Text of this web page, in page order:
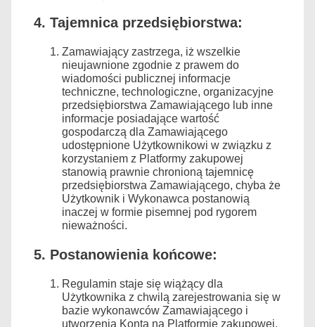
4. Tajemnica przedsiębiorstwa:
Zamawiający zastrzega, iż wszelkie
nieujawnione zgodnie z prawem do
wiadomości publicznej informacje
techniczne, technologiczne, organizacyjne
przedsiębiorstwa Zamawiającego lub inne
informacje posiadające wartość
gospodarczą dla Zamawiającego
udostępnione Użytkownikowi w związku z
korzystaniem z Platformy zakupowej
stanowią prawnie chronioną tajemnicę
przedsiębiorstwa Zamawiającego, chyba że
Użytkownik i Wykonawca postanowią
inaczej w formie pisemnej pod rygorem
nieważności.
5. Postanowienia końcowe:
Regulamin staje się wiążący dla
Użytkownika z chwilą zarejestrowania się w
bazie wykonawców Zamawiającego i
utworzenia Konta na Platformie zakupowej.